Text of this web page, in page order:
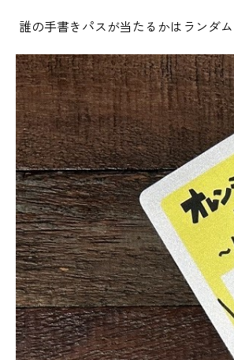
誰の手書きパスが当たるかはランダ